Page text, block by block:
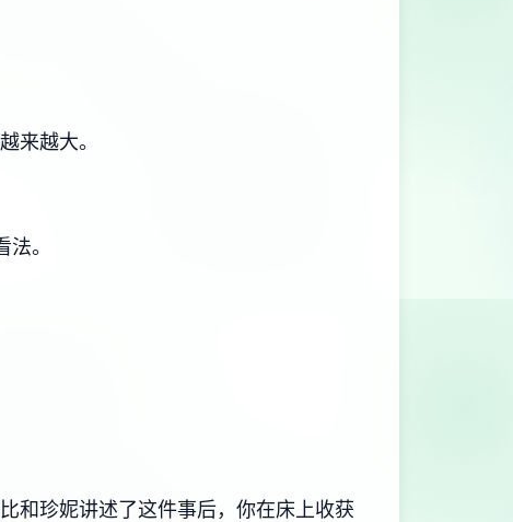
来越大。
。
和珍妮讲述了这件事后，你在床上收获